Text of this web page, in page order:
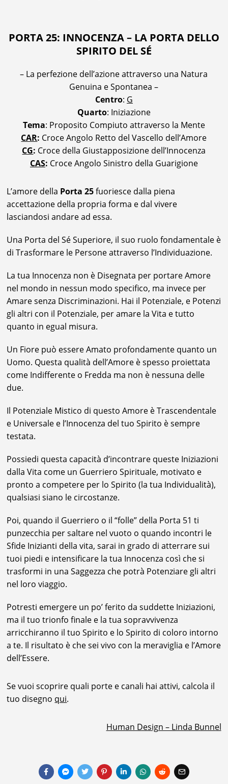
PORTA 25: INNOCENZA – LA PORTA DELLO
SPIRITO DEL SÉ
– La perfezione dell’azione attraverso una Natura
Genuina e Spontanea –
Centro: G
Quarto: Iniziazione
Tema: Proposito Compiuto attraverso la Mente
CAR: Croce Angolo Retto del Vascello dell’Amore
CG: Croce della Giustapposizione dell’Innocenza
CAS: Croce Angolo Sinistro della Guarigione
L’amore della Porta 25fuoriesce dalla piena
accettazione della propria forma e dal vivere
lasciandosi andare ad essa.
Una Porta del Sé Superiore, il suo ruolo fondamentale è
di Trasformare le Persone attraverso l’Individuazione.
La tua Innocenza non è Disegnata per portare Amore
nel mondo in nessun modo specifico, ma invece per
Amare senza Discriminazioni. Hai il Potenziale, e Potenzi
gli altri con il Potenziale, per amare la Vita e tutto
quanto in egual misura.
Un Fiore può essere Amato profondamente quanto un
Uomo. Questa qualità dell’Amore è spesso proiettata
come Indifferente o Fredda ma non è nessuna delle
due.
Il Potenziale Mistico di questo Amore è Trascendentale
e Universale e l’Innocenza del tuo Spirito è sempre
testata.
Possiedi questa capacità d’incontrare queste Iniziazioni
dalla Vita come un Guerriero Spirituale, motivato e
pronto a competere per lo Spirito (la tua Individualità),
qualsiasi siano le circostanze.
Poi, quando il Guerriero o il “folle” della Porta 51 ti
punzecchia per saltare nel vuoto o quando incontri le
Sfide Inizianti della vita, sarai in grado di atterrare sui
tuoi piedi e intensificare la tua Innocenza così che si
trasformi in una Saggezza che potrà Potenziare gli altri
nel loro viaggio.
Potresti emergere un po’ ferito da suddette Iniziazioni,
ma il tuo trionfo finale e la tua sopravvivenza
arricchiranno il tuo Spirito e lo Spirito di coloro intorno
a te. Il risultato è che sei vivo con la meraviglia e l’Amore
dell’Essere.
Se vuoi scoprire quali porte e canali hai attivi, calcola il
tuo disegno qui.
Human Design – Linda Bunnel